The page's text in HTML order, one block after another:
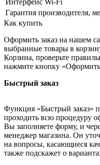
Интерфейс Wi-Fi
Гарантия производителя,
Как купить
Оформить заказ на нашем
выбранные товары в
Корзина, проверьте
нажмите кнопку «Оформить
Быстрый заказ
Функция «Быстрый заказ»
проходить всю процедуру
Вы заполняете форму, и
менеджер магазина. Он
на вопросы, касающиеся
также подскажет о